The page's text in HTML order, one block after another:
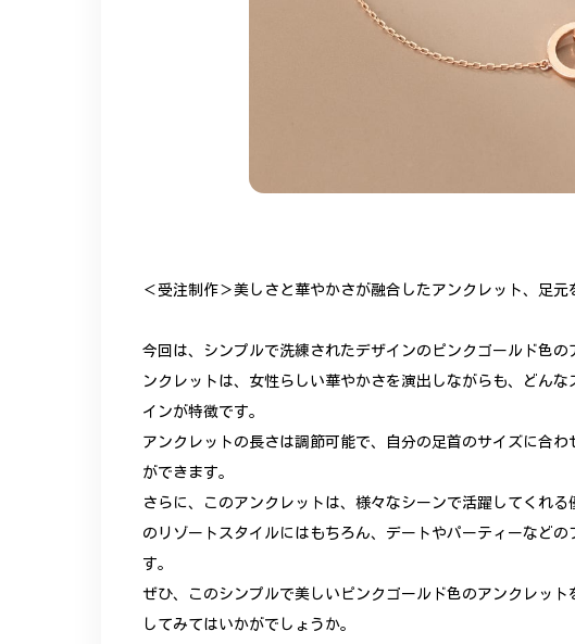
＜受注制作＞美しさと華やかさが融合したアンクレット、足元
今回は、シンプルで洗練されたデザインのピンクゴールド色
ンクレットは、女性らしい華やかさを演出しながらも、どん
インが特徴です。
アンクレットの長さは調節可能で、自分の足首のサイズに合
ができます。
さらに、このアンクレットは、様々なシーンで活躍してくれ
のリゾートスタイルにはもちろん、デートやパーティーなど
す。
ぜひ、このシンプルで美しいピンクゴールド色のアンクレッ
してみてはいかがでしょうか。